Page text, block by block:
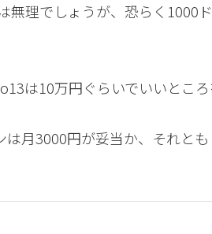
無理でしょうが、恐らく1000
は10万円ぐらいでいいところ
は月3000円が妥当か、それとも